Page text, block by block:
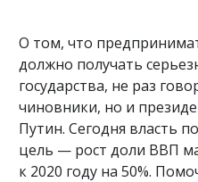
О том, что
должно получать
государства, не раз
чиновники, но и
Путин. Сегодня власть
цель — рост доли ВВП
к 2020 году на 50%.